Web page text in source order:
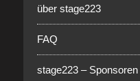
über stage223
FAQ
stage223 – Sponsoren